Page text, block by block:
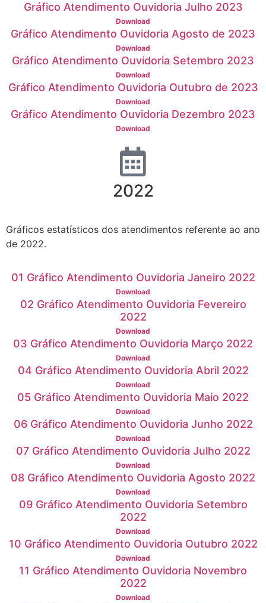
Gráfico Atendimento Ouvidoria Julho 2023
Download
Gráfico Atendimento Ouvidoria Agosto de 2023
Download
Gráfico Atendimento Ouvidoria Setembro 2023
Download
Gráfico Atendimento Ouvidoria Outubro de 2023
Download
Gráfico Atendimento Ouvidoria Dezembro 2023
Download
2022
Gráficos estatísticos dos atendimentos referente ao ano
de 2022.
01 Gráfico Atendimento Ouvidoria Janeiro 2022
Download
02 Gráfico Atendimento Ouvidoria Fevereiro
2022
Download
03 Gráfico Atendimento Ouvidoria Março 2022
Download
04 Gráfico Atendimento Ouvidoria Abril 2022
Download
05 Gráfico Atendimento Ouvidoria Maio 2022
Download
06 Gráfico Atendimento Ouvidoria Junho 2022
Download
07 Gráfico Atendimento Ouvidoria Julho 2022
Download
08 Gráfico Atendimento Ouvidoria Agosto 2022
Download
09 Gráfico Atendimento Ouvidoria Setembro
2022
Download
10 Gráfico Atendimento Ouvidoria Outubro 2022
Download
11 Gráfico Atendimento Ouvidoria Novembro
2022
Download